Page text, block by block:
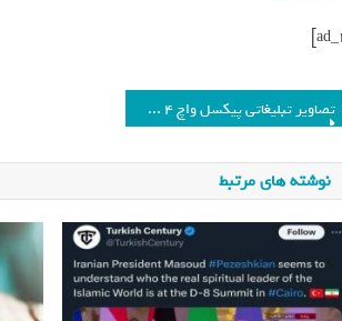
تصاویر تبلیغاتی پیکسل واچ 4 به‌همراه برخی قابلیت‌ها فاش شد_فرنگی
نوشته های مرتبط